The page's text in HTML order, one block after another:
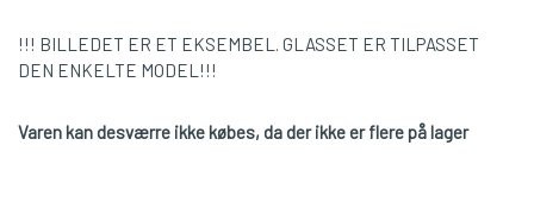
!!! BILLEDET ER ET EKSEMBEL. GLASSET ER TILPASSET
DEN ENKELTE MODEL!!!
Varen kan desværre ikke købes, da der ikke er flere på lager